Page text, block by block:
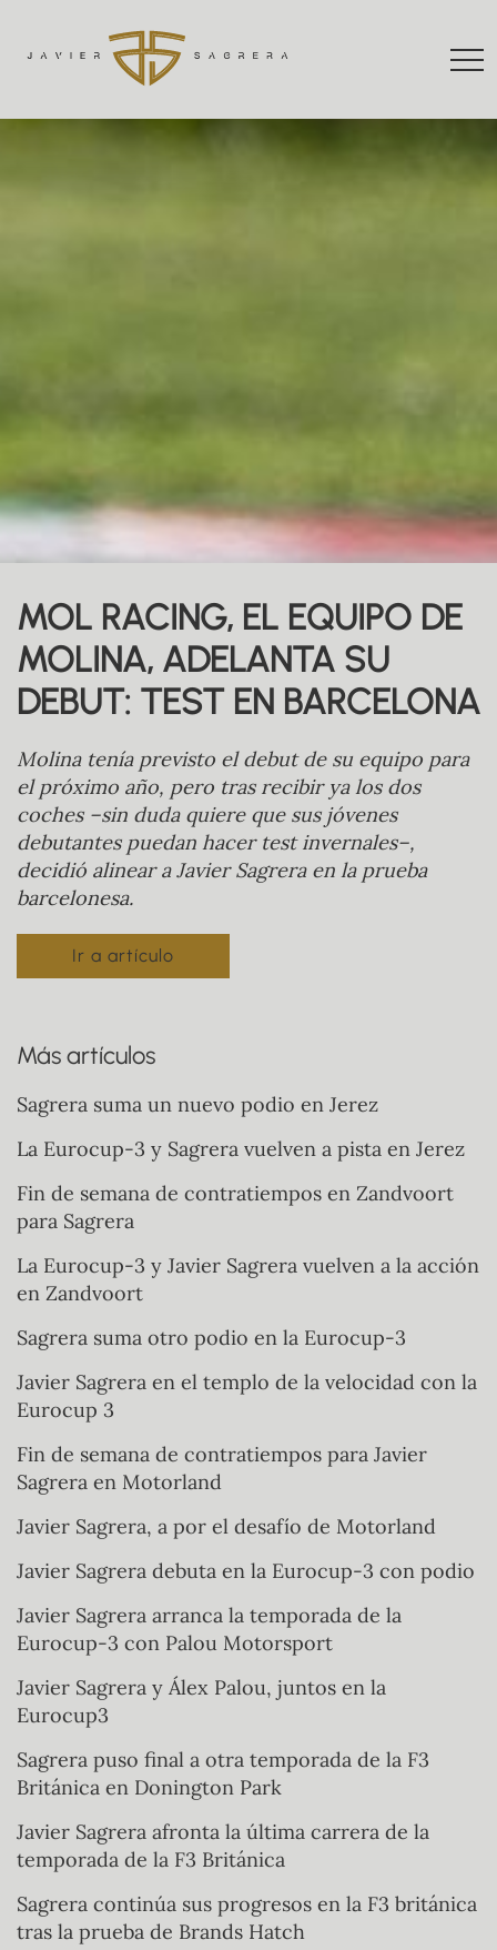
MOL RACING, EL EQUIPO DE
MOLINA, ADELANTA SU
DEBUT: TEST EN BARCELONA
Molina tenía previsto el debut de su equipo para
el próximo año, pero tras recibir ya los dos
coches –sin duda quiere que sus jóvenes
debutantes puedan hacer test invernales–,
decidió alinear a Javier Sagrera en la prueba
barcelonesa.
Ir a artículo
Más artículos
Sagrera suma un nuevo podio en Jerez
La Eurocup-3 y Sagrera vuelven a pista en Jerez
Fin de semana de contratiempos en Zandvoort
para Sagrera
La Eurocup-3 y Javier Sagrera vuelven a la acción
en Zandvoort
Sagrera suma otro podio en la Eurocup-3
Javier Sagrera en el templo de la velocidad con la
Eurocup 3
Fin de semana de contratiempos para Javier
Sagrera en Motorland
Javier Sagrera, a por el desafío de Motorland
Javier Sagrera debuta en la Eurocup-3 con podio
Javier Sagrera arranca la temporada de la
Eurocup-3 con Palou Motorsport
Javier Sagrera y Álex Palou, juntos en la
Eurocup3
Sagrera puso final a otra temporada de la F3
Británica en Donington Park
Javier Sagrera afronta la última carrera de la
temporada de la F3 Británica
Sagrera continúa sus progresos en la F3 británica
tras la prueba de Brands Hatch